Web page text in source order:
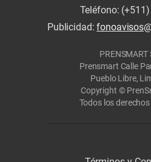
Teléfono:
Publicidad:
PRENSMART
Prensmart Calle
Pueblo Libre,
Copyright ©
Todos los